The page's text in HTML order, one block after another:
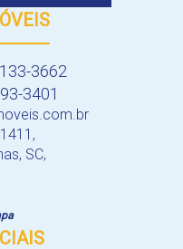
3662
3401
1411 ,
, SC,